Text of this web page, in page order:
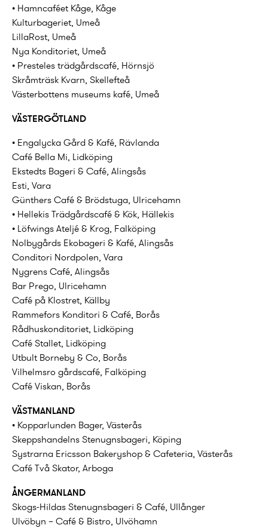
• Hamncaféet Kåge, Kåge
Kulturbageriet, Umeå
LillaRost, Umeå
Nya Konditoriet, Umeå
• Presteles trädgårdscafé, Hörnsjö
Skråmträsk Kvarn, Skellefteå
Västerbottens museums kafé, Umeå
VÄSTERGÖTLAND
• Engalycka Gård & Kafé, Rävlanda
Café Bella Mi, Lidköping
Ekstedts Bageri & Café, Alingsås
Esti, Vara
Günthers Café & Brödstuga, Ulricehamn
• Hellekis Trädgårdscafé & Kök, Hällekis
• Löfwings Ateljé & Krog, Falköping
Nolbygårds Ekobageri & Kafé, Alingsås
Conditori Nordpolen, Vara
Nygrens Café, Alingsås
Bar Prego, Ulricehamn
Café på Klostret, Källby
Rammefors Konditori & Café, Borås
Rådhuskonditoriet, Lidköping
Café Stallet, Lidköping
Utbult Borneby & Co, Borås
Vilhelmsro gårdscafé, Falköping
Café Viskan, Borås
VÄSTMANLAND
• Kopparlunden Bager, Västerås
Skeppshandelns Stenugnsbageri, Köping
Systrarna Ericsson Bakeryshop & Cafeteria, Västerås
Café Två Skator, Arboga
ÅNGERMANLAND
Skogs-Hildas Stenugnsbageri & Café, Ullånger
Ulvöbyn – Café & Bistro, Ulvöhamn